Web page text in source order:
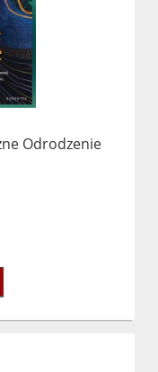
Odrodzenie